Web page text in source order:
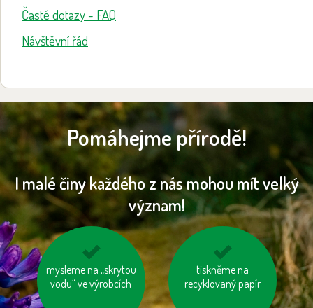
Časté dotazy - FAQ
Návštěvní řád
Pomáhejme přírodě!
I malé činy každého z nás mohou mít velký
význam!
mysleme na „skrytou
vodu“ ve výrobcích
jezme sezónní
zeleninu a ovoce
tiskněme na
recyklovaný papír
odevzdávejme
vysloužilé